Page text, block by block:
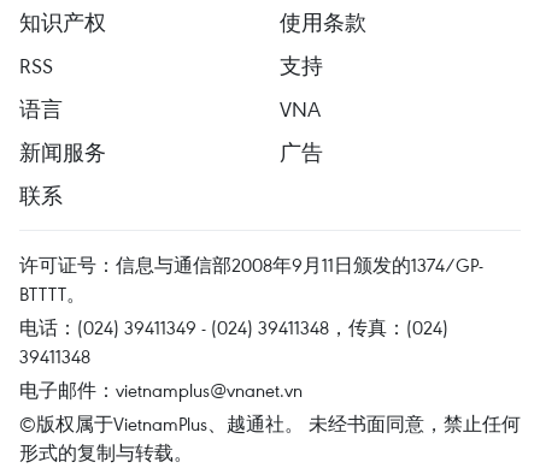
知识产权
使用条款
RSS
支持
语言
VNA
新闻服务
广告
联系
许可证号：信息与通信部2008年9月11日颁发的1374/GP-
BTTTT。
电话：(024) 39411349 - (024) 39411348，传真：(024)
39411348
电子邮件： vietnamplus@vnanet.vn
©版权属于VietnamPlus、越通社。 未经书面同意，禁止任何
形式的复制与转载。